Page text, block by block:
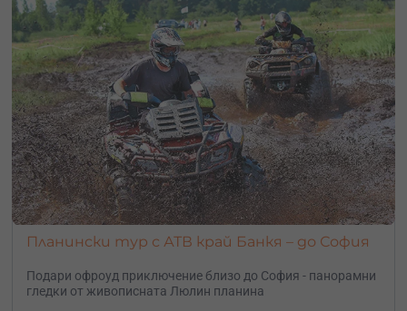
Планински тур с АТВ край Банкя – до София
Подари офроуд приключение близо до София - панорамни
гледки от живописната Люлин планина